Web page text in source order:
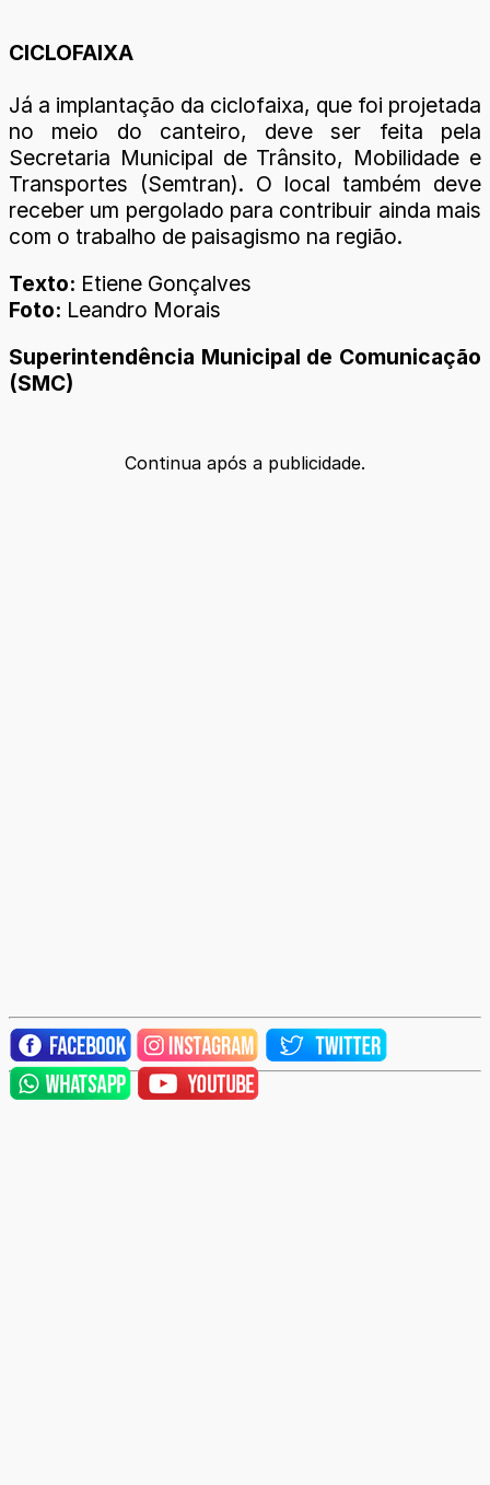
CICLOFAIXA
Já a implantação da ciclofaixa, que foi projetada
no meio do canteiro, deve ser feita pela
Secretaria Municipal de Trânsito, Mobilidade e
Transportes (Semtran). O local também deve
receber um pergolado para contribuir ainda mais
com o trabalho de paisagismo na região.
Texto: Etiene Gonçalves
Foto: Leandro Morais
Superintendência Municipal de Comunicação
(SMC)
Continua após a publicidade.